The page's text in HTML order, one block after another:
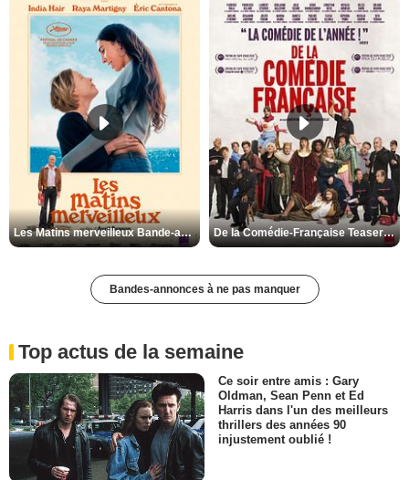
Les Matins merveilleux Bande-annonce VF De la Comédie-Française Teaser VF
Bandes-annonces à ne pas manquer
Top actus de la semaine
Ce soir entre amis : Gary
Oldman, Sean Penn et Ed
Harris dans l'un des meilleurs
thrillers des années 90
injustement oublié !